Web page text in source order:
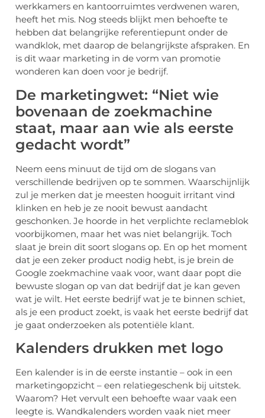
werkkamers en kantoorruimtes verdwenen waren,
heeft het mis. Nog steeds blijkt men behoefte te
hebben dat belangrijke referentiepunt onder de
wandklok, met daarop de belangrijkste afspraken. En
is dit waar marketing in de vorm van promotie
wonderen kan doen voor je bedrijf.
De marketingwet: “Niet wie
bovenaan de zoekmachine
staat, maar aan wie als eerste
gedacht wordt”
Neem eens minuut de tijd om de slogans van
verschillende bedrijven op te sommen. Waarschijnlijk
zul je merken dat je meesten hooguit irritant vind
klinken en heb je ze nooit bewust aandacht
geschonken. Je hoorde in het verplichte reclameblok
voorbijkomen, maar het was niet belangrijk. Toch
slaat je brein dit soort slogans op. En op het moment
dat je een zeker product nodig hebt, is je brein de
Google zoekmachine vaak voor, want daar popt die
bewuste slogan op van dat bedrijf dat je kan geven
wat je wilt. Het eerste bedrijf wat je te binnen schiet,
als je een product zoekt, is vaak het eerste bedrijf dat
je gaat onderzoeken als potentiële klant.
Kalenders drukken met logo
Een kalender is in de eerste instantie – ook in een
marketingopzicht – een relatiegeschenk bij uitstek.
Waarom? Het vervult een behoefte waar vaak een
leegte is. Wandkalenders worden vaak niet meer